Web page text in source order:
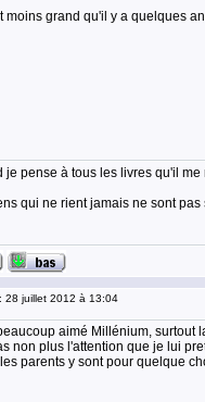
moins grand qu'il y a quelques
je pense à tous les livres qu'il
qui ne rient jamais ne sont
28 juillet 2012 à 13:04
aimé Millénium, surtout
non plus l'attention que je lui
parents y sont pour quelque